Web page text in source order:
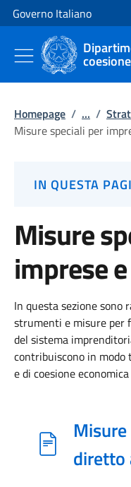
Vai al contenuto
Vai alla navigazione del sito
Governo Italiano
coesione
Homepage / ... /
Misure speciali per
IN QUESTA
Misure
imprese
In questa sezione sono
strumenti e misure per
del sistema
contribuiscono in
e di coesione
diretto